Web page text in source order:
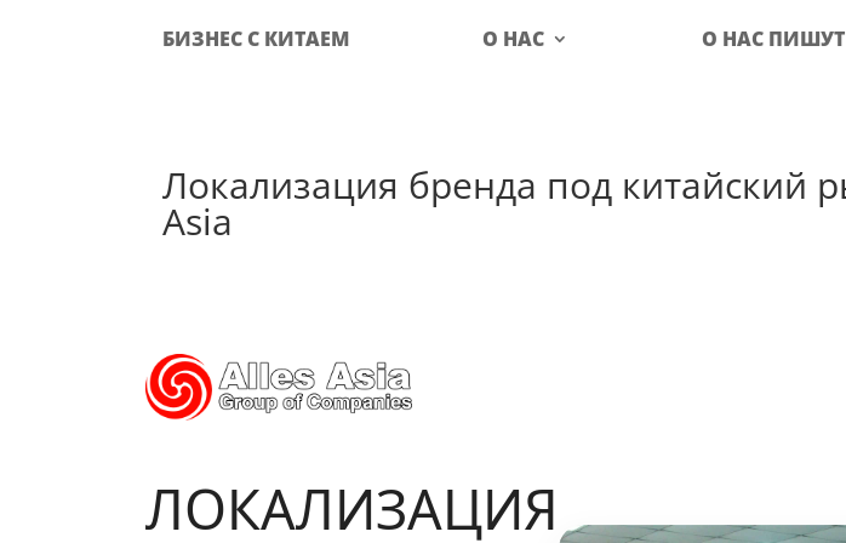
БИЗНЕС С КИТАЕМ О НАС О НАС
Локализация бренда под китайский
Asia
ЛОКАЛИЗАЦИЯ